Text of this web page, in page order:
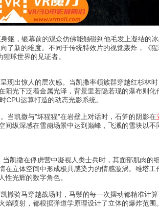
躯，银幕前的观众仿佛能触碰到他毛发上凝结的
了新的维度。不同于传统特效片的视觉轰炸，《
球世界的见证者。
现出惊人的层次感。当凯撒率领族群穿越红杉林
阳光下泛着金属光泽，背景里若隐若现的瀑布则
CPU运算打造的动态光影系统。
当凯撒与"坏猩猩"在岩壁上对话时，石笋的阴影在
间纵深感在雪崩场景中达到巅峰，飞溅的雪块以
凯撒在俘虏营中凝视人类士兵时，其面部肌肉
在立体空间中形成极具感染力的情感漩涡。维塔
性光辉的数字角色。
撒骑马穿越战场时，马鬃的每一次摆动都精准计
焰喷射，都根据弹道学原理设计了立体的爆炸范